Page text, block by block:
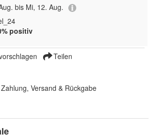
bis Mi, 12. Aug.
positiv
Teilen
Zahlung, Versand & Rückgabe